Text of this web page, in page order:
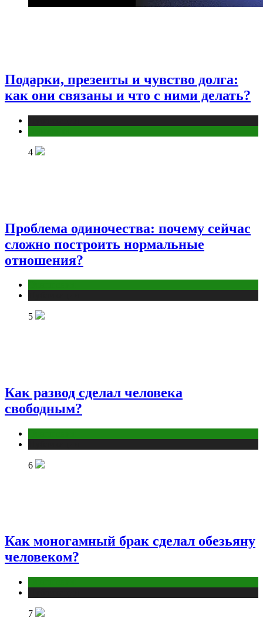
Подарки, презенты и чувство долга:
как они связаны и что с ними делать?
4
Проблема одиночества: почему сейчас
сложно построить нормальные
отношения?
5
Как развод сделал человека
свободным?
6
Как моногамный брак сделал обезьяну
человеком?
7